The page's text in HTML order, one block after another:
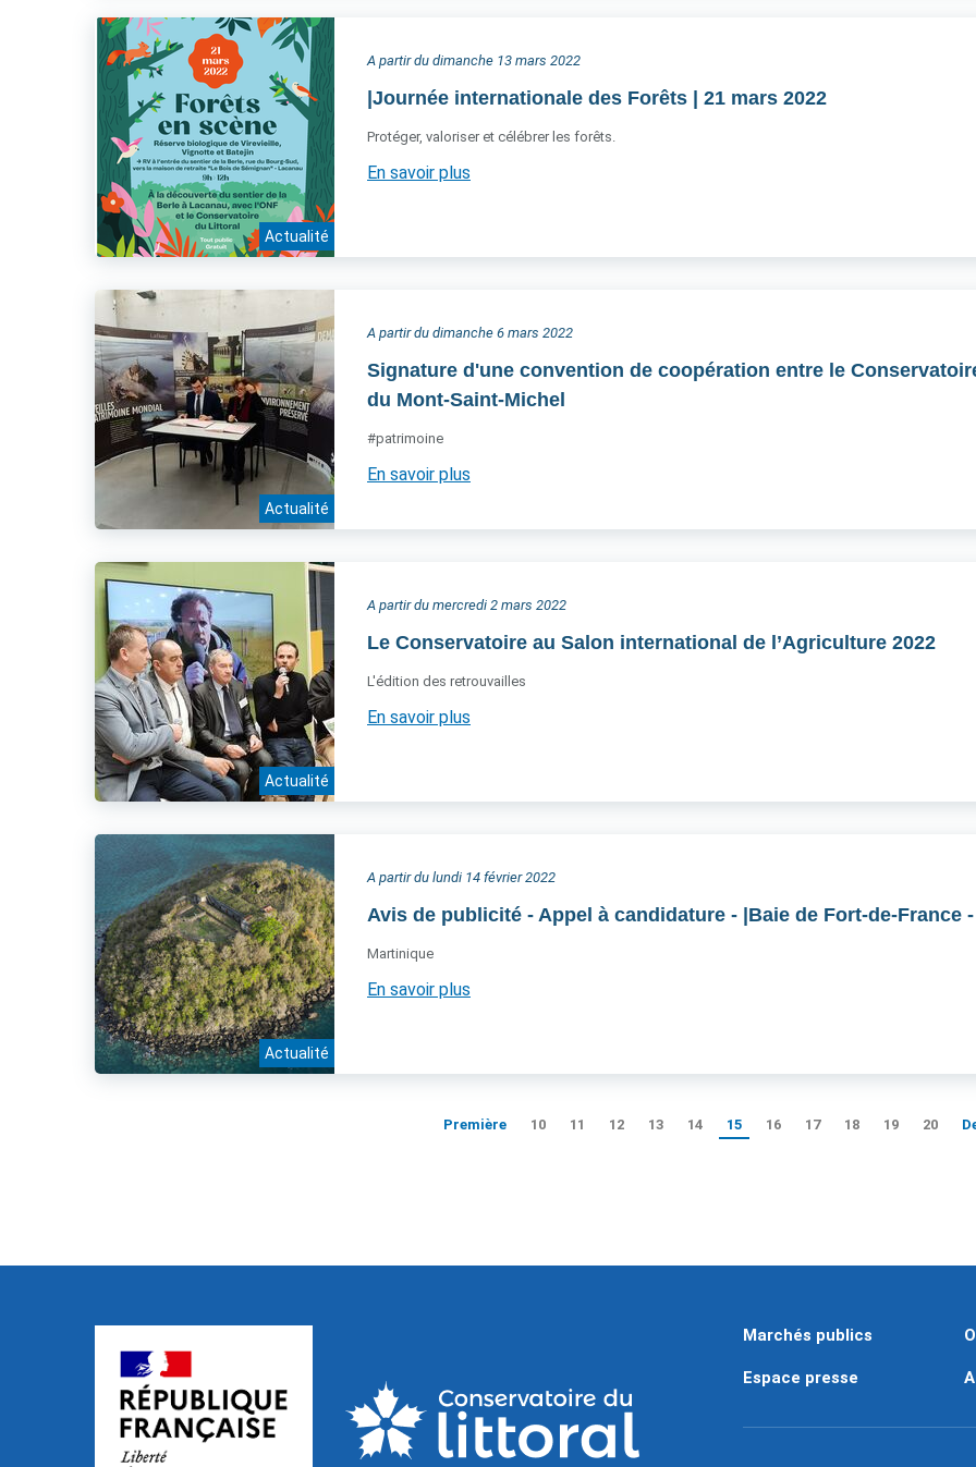
Actualité
A partir du dimanche 13 mars 2022
|Journée internationale des Forêts | 21 mars 2022
Protéger, valoriser et célébrer les forêts.
En savoir plus
Actualité
A partir du dimanche 6 mars 2022
Signature d'une convention de coopération entre le
du Mont-Saint-Michel
#patrimoine
En savoir plus
Actualité
A partir du mercredi 2 mars 2022
Le Conservatoire au Salon international de l’Agriculture 2022
L'édition des retrouvailles
En savoir plus
Actualité
A partir du lundi 14 février 2022
Avis de publicité - Appel à candidature - |Baie de Fort-de-France
Martinique
En savoir plus
Première 10 11 12 13 14 15 16 17 18 19 20
Marchés publics
Espace presse